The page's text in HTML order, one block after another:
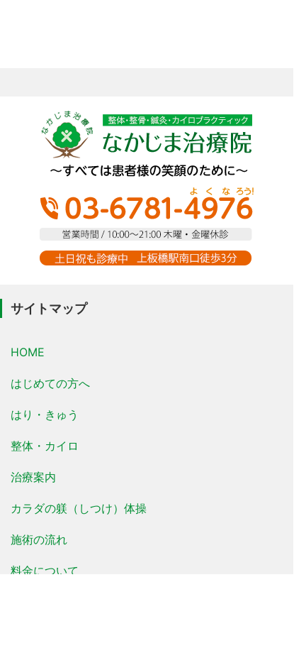
サイトマップ
HOME
はじめての方へ
はり・きゅう
整体・カイロ
治療案内
カラダの躾（しつけ）体操
施術の流れ
料金について